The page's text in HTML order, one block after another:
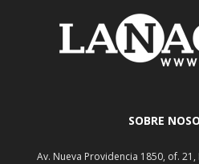
SOBRE
Av. Nueva Providencia 1850, of.